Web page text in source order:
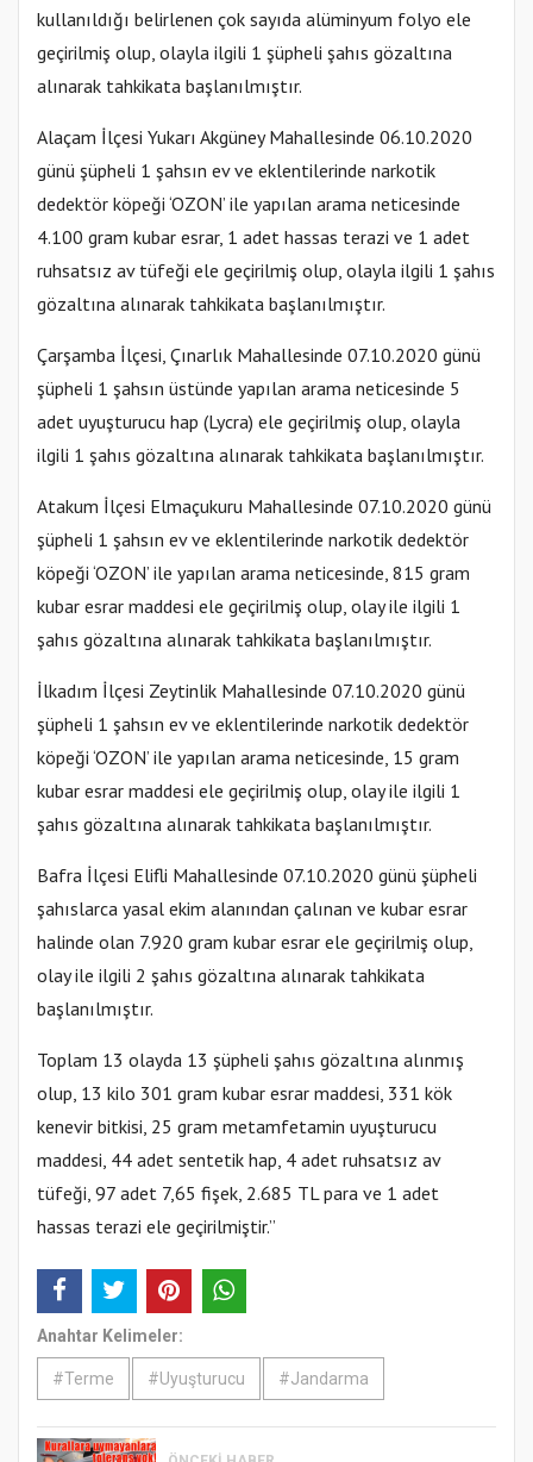
kullanıldığı belirlenen çok sayıda alüminyum folyo ele
geçirilmiş olup, olayla ilgili 1 şüpheli şahıs gözaltına
alınarak tahkikata başlanılmıştır.
Alaçam İlçesi Yukarı Akgüney Mahallesinde 06.10.2020
günü şüpheli 1 şahsın ev ve eklentilerinde narkotik
dedektör köpeği ‘OZON’ ile yapılan arama neticesinde
4.100 gram kubar esrar, 1 adet hassas terazi ve 1 adet
ruhsatsız av tüfeği ele geçirilmiş olup, olayla ilgili 1 şahıs
gözaltına alınarak tahkikata başlanılmıştır.
Çarşamba İlçesi, Çınarlık Mahallesinde 07.10.2020 günü
şüpheli 1 şahsın üstünde yapılan arama neticesinde 5
adet uyuşturucu hap (Lycra) ele geçirilmiş olup, olayla
ilgili 1 şahıs gözaltına alınarak tahkikata başlanılmıştır.
Atakum İlçesi Elmaçukuru Mahallesinde 07.10.2020 günü
şüpheli 1 şahsın ev ve eklentilerinde narkotik dedektör
köpeği ‘OZON’ ile yapılan arama neticesinde, 815 gram
kubar esrar maddesi ele geçirilmiş olup, olay ile ilgili 1
şahıs gözaltına alınarak tahkikata başlanılmıştır.
İlkadım İlçesi Zeytinlik Mahallesinde 07.10.2020 günü
şüpheli 1 şahsın ev ve eklentilerinde narkotik dedektör
köpeği ‘OZON’ ile yapılan arama neticesinde, 15 gram
kubar esrar maddesi ele geçirilmiş olup, olay ile ilgili 1
şahıs gözaltına alınarak tahkikata başlanılmıştır.
Bafra İlçesi Elifli Mahallesinde 07.10.2020 günü şüpheli
şahıslarca yasal ekim alanından çalınan ve kubar esrar
halinde olan 7.920 gram kubar esrar ele geçirilmiş olup,
olay ile ilgili 2 şahıs gözaltına alınarak tahkikata
başlanılmıştır.
Toplam 13 olayda 13 şüpheli şahıs gözaltına alınmış
olup, 13 kilo 301 gram kubar esrar maddesi, 331 kök
kenevir bitkisi, 25 gram metamfetamin uyuşturucu
maddesi, 44 adet sentetik hap, 4 adet ruhsatsız av
tüfeği, 97 adet 7,65 fişek, 2.685 TL para ve 1 adet
hassas terazi ele geçirilmiştir.”
Anahtar Kelimeler:
#Terme #Uyuşturucu #Jandarma